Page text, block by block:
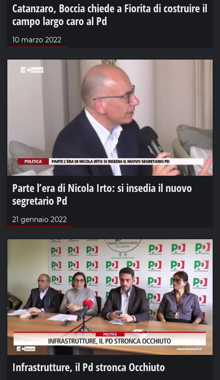
Catanzaro, Boccia chiede a Fiorita di costruire il
campo largo caro al Pd
10 marzo 2022
Parte l’era di Nicola Irto: si insedia il nuovo
segretario Pd
21 gennaio 2022
Infrastrutture, il Pd stronca Occhiuto